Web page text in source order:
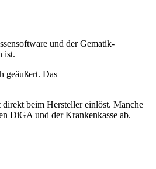
und der Gematik-
ist.
geäußert. Das
beim Hersteller einlöst. Manche
DiGA und der Krankenkasse ab.